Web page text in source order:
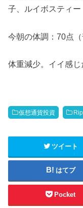
子、ルイボスティー
今朝の体調：70点（
体重減少。イイ感じ
仮想通貨投資
ツイート
はてブ
Pocket